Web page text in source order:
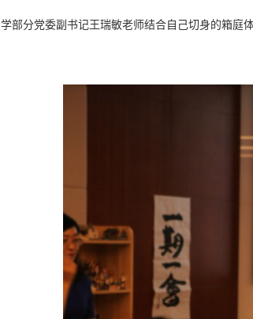
学部分党委副书记王瑞敏老师结合自己切身的箱庭